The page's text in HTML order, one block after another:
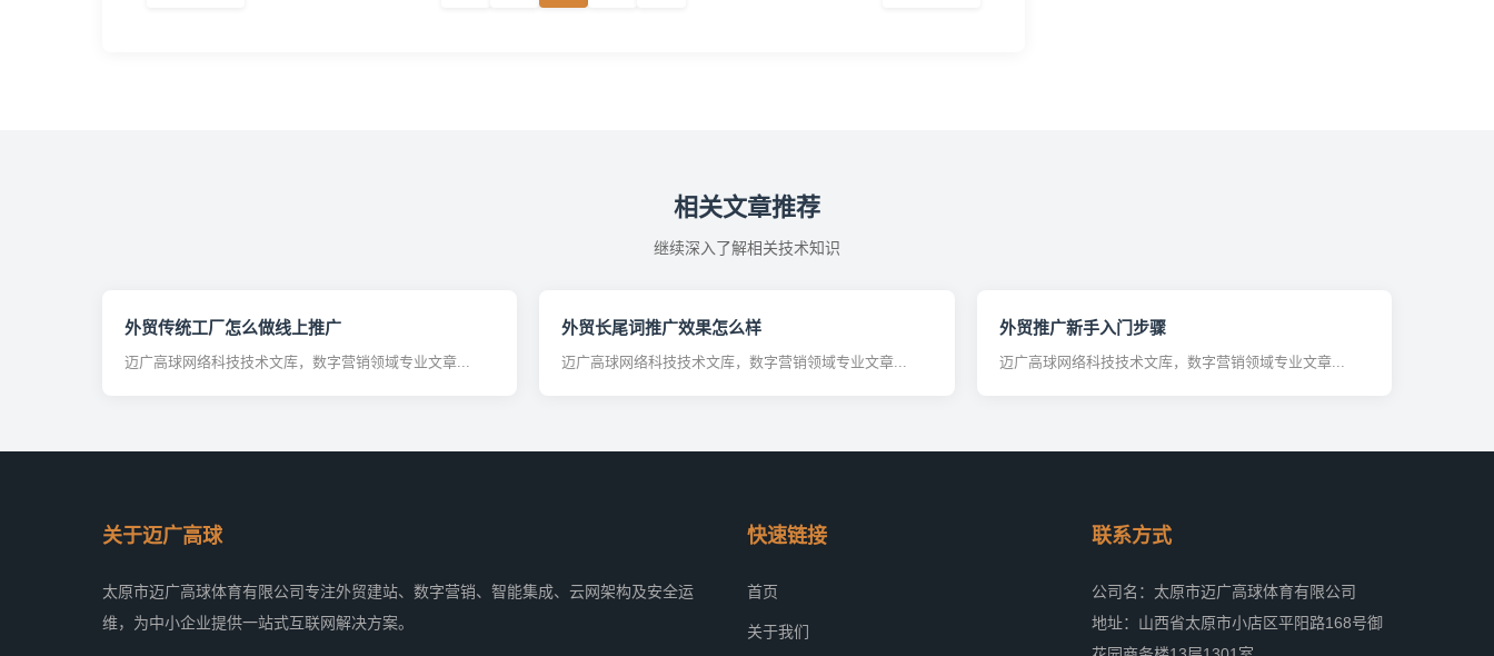
相关文章推荐
继续深入了解相关技术知识
外贸传统工厂怎么做线上推广
迈广高球网络科技技术文库，数字营销领域专业文章...
外贸长尾词推广效果怎么样
迈广高球网络科技技术文库，数字营销领域专业文章...
外贸推广新手入门步骤
迈广高球网络科技技术文库，数字营销领域专业文章...
关于迈广高球
太原市迈广高球体育有限公司专注外贸建站、数字营销、智能集成、云网架构及安全运
维，为中小企业提供一站式互联网解决方案。
快速链接
首页
关于我们
联系方式
公司名：太原市迈广高球体育有限公司
地址：山西省太原市小店区平阳路168号御